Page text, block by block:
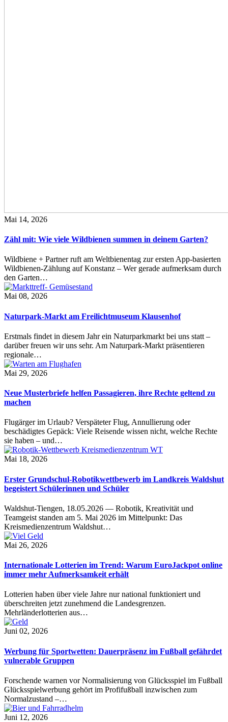
Mai 14, 2026
Zähl mit: Wie viele Wildbienen summen in deinem Garten?
Wildbiene + Partner ruft am Weltbienentag zur ersten App-basierten
Wildbienen-Zählung auf Konstanz – Wer gerade aufmerksam durch
den Garten…
Mai 08, 2026
Naturpark-Markt am Freilichtmuseum Klausenhof
Erstmals findet in diesem Jahr ein Naturparkmarkt bei uns statt –
darüber freuen wir uns sehr. Am Naturpark-Markt präsentieren
regionale…
Mai 29, 2026
Neue Musterbriefe helfen Passagieren, ihre Rechte geltend zu
machen
Flugärger im Urlaub? Verspäteter Flug, Annullierung oder
beschädigtes Gepäck: Viele Reisende wissen nicht, welche Rechte
sie haben – und…
Mai 18, 2026
Erster Grundschul-Robotikwettbewerb im Landkreis Waldshut
begeistert Schülerinnen und Schüler
Waldshut-Tiengen, 18.05.2026 — Robotik, Kreativität und
Teamgeist standen am 5. Mai 2026 im Mittelpunkt: Das
Kreismedienzentrum Waldshut…
Mai 26, 2026
Internationale Lotterien im Trend: Warum EuroJackpot online
immer mehr Aufmerksamkeit erhält
Lotterien haben über viele Jahre nur national funktioniert und
überschreiten jetzt zunehmend die Landesgrenzen.
Mehrländerlotterien aus…
Juni 02, 2026
Werbung für Sportwetten: Dauerpräsenz im Fußball gefährdet
vulnerable Gruppen
Forschende warnen vor Normalisierung von Glücksspiel im Fußball
Glücksspielwerbung gehört im Profifußball inzwischen zum
Normalzustand –…
Juni 12, 2026